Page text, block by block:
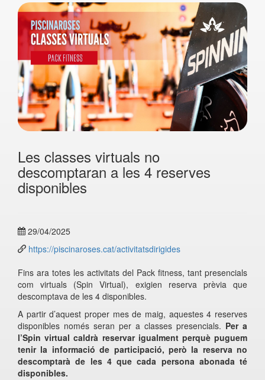
Les classes virtuals no
descomptaran a les 4 reserves
disponibles
29/04/2025
https://piscinaroses.cat/activitatsdirigides
Fins ara totes les activitats del Pack fitness, tant presencials
com virtuals (Spin Virtual), exigien reserva prèvia que
descomptava de les 4 disponibles.
A partir d’aquest proper mes de maig, aquestes 4 reserves
disponibles només seran per a classes presencials. Per a
l’Spin virtual caldrà reservar igualment perquè puguem
tenir la informació de participació, però la reserva no
descomptarà de les 4 que cada persona abonada té
disponibles.